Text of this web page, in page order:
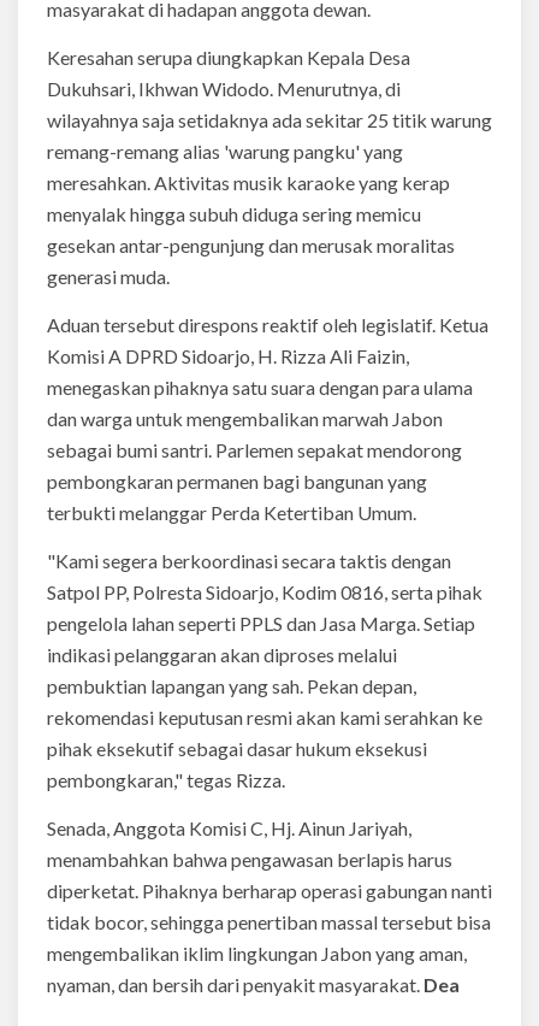
masyarakat di hadapan anggota dewan.
Keresahan serupa diungkapkan Kepala Desa
Dukuhsari, Ikhwan Widodo. Menurutnya, di
wilayahnya saja setidaknya ada sekitar 25 titik warung
remang-remang alias 'warung pangku' yang
meresahkan. Aktivitas musik karaoke yang kerap
menyalak hingga subuh diduga sering memicu
gesekan antar-pengunjung dan merusak moralitas
generasi muda.
Aduan tersebut direspons reaktif oleh legislatif. Ketua
Komisi A DPRD Sidoarjo, H. Rizza Ali Faizin,
menegaskan pihaknya satu suara dengan para ulama
dan warga untuk mengembalikan marwah Jabon
sebagai bumi santri. Parlemen sepakat mendorong
pembongkaran permanen bagi bangunan yang
terbukti melanggar Perda Ketertiban Umum.
"Kami segera berkoordinasi secara taktis dengan
Satpol PP, Polresta Sidoarjo, Kodim 0816, serta pihak
pengelola lahan seperti PPLS dan Jasa Marga. Setiap
indikasi pelanggaran akan diproses melalui
pembuktian lapangan yang sah. Pekan depan,
rekomendasi keputusan resmi akan kami serahkan ke
pihak eksekutif sebagai dasar hukum eksekusi
pembongkaran," tegas Rizza.
Senada, Anggota Komisi C, Hj. Ainun Jariyah,
menambahkan bahwa pengawasan berlapis harus
diperketat. Pihaknya berharap operasi gabungan nanti
tidak bocor, sehingga penertiban massal tersebut bisa
mengembalikan iklim lingkungan Jabon yang aman,
nyaman, dan bersih dari penyakit masyarakat. Dea